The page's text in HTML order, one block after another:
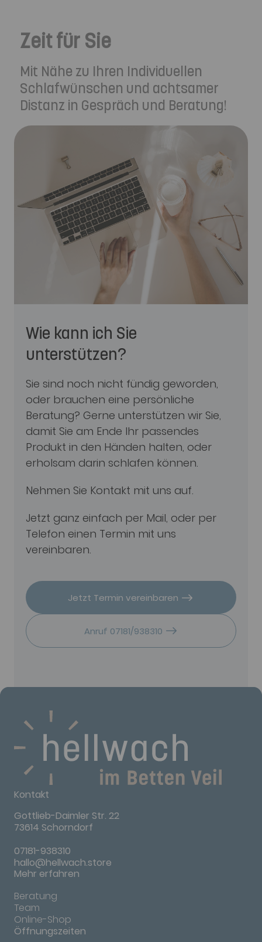
Zeit für Sie
Mit Nähe zu Ihren Individuellen
Schlafwünschen und achtsamer
Distanz in Gespräch und Beratung!
Wie kann ich Sie
unterstützen?
Sie sind noch nicht fündig geworden,
oder brauchen eine persönliche
Beratung? Gerne unterstützen wir Sie,
damit Sie am Ende Ihr passendes
Produkt in den Händen halten, oder
erholsam darin schlafen können.
Nehmen Sie Kontakt mit uns auf.
Jetzt ganz einfach per Mail, oder per
Telefon einen Termin mit uns
vereinbaren.
Jetzt Termin vereinbaren
Anruf 07181/938310
Kontakt
Gottlieb-Daimler Str. 22
73614 Schorndorf
07181-938310
hallo@hellwach.store
Mehr erfahren
Beratung
Team
Online-Shop
Öffnungszeiten